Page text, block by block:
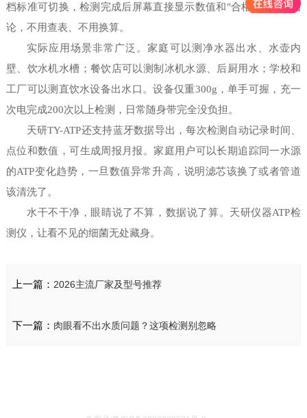
档标准可切换，检测完成后屏幕直接显示数值和"合格/不合格"结
论，不用查表、不用换算。
实际应用场景非常广泛。家庭可以测净水器出水、水壶内
壁、饮水机水槽；餐饮店可以测制冰机水源、后厨用水；学校和
工厂可以测直饮水设备出水口。设备仅重300g，单手可握，充一
次电完成200次以上检测，日常随身带完全没负担。
天研TY-ATP还支持蓝牙数据导出，每次检测自动记录时间、
点位和数值，可生成周报月报。家庭用户可以长期追踪同一水源
的ATP变化趋势，一旦数值异常升高，说明滤芯该换了或者管道
该清洗了。
水干不干净，眼睛说了不算，数据说了算。天研仪器ATP检
测仪，让看不见的细菌无处藏身。
上一篇： 2026主流厂家及型号推荐
下一篇： 肉眼看不出水质问题？这项检测别忽略